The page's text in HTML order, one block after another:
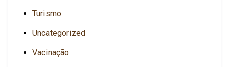
Turismo
Uncategorized
Vacinação